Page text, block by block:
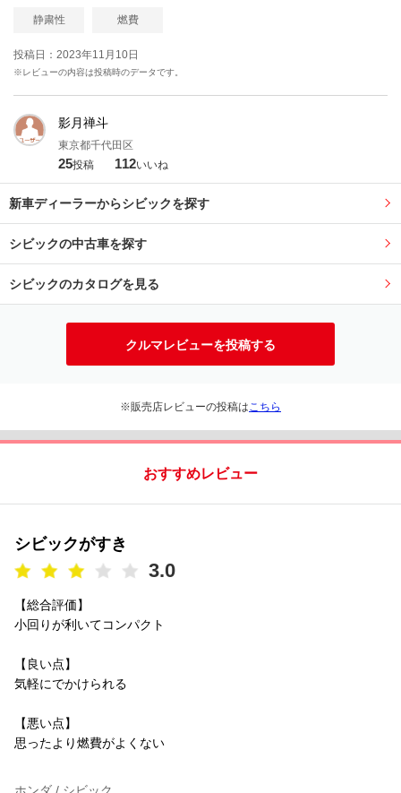
静粛性 燃費
投稿日：2023年11月10日
※レビューの内容は投稿時のデータです。
影月禅斗
東京都千代田区
25投稿 112いいね
新車ディーラーからシビックを探す
シビックの中古車を探す
シビックのカタログを見る
クルマレビューを投稿する
※販売店レビューの投稿は こちら
おすすめレビュー
シビックがすき
3.0
【総合評価】
小回りが利いてコンパクト
【良い点】
気軽にでかけられる
【悪い点】
思ったより燃費がよくない
ホンダ / シビック